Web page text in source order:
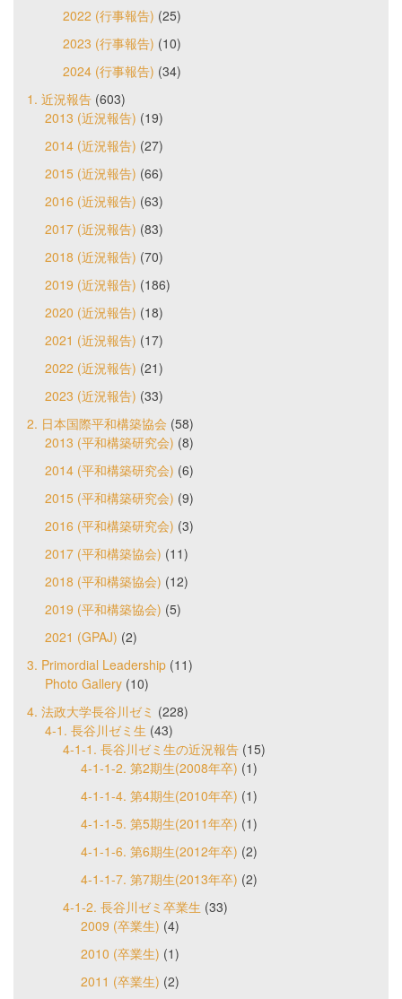
2022 (行事報告) (25)
2023 (行事報告) (10)
2024 (行事報告) (34)
1. 近況報告 (603)
2013 (近況報告) (19)
2014 (近況報告) (27)
2015 (近況報告) (66)
2016 (近況報告) (63)
2017 (近況報告) (83)
2018 (近況報告) (70)
2019 (近況報告) (186)
2020 (近況報告) (18)
2021 (近況報告) (17)
2022 (近況報告) (21)
2023 (近況報告) (33)
2. 日本国際平和構築協会 (58)
2013 (平和構築研究会) (8)
2014 (平和構築研究会) (6)
2015 (平和構築研究会) (9)
2016 (平和構築研究会) (3)
2017 (平和構築協会) (11)
2018 (平和構築協会) (12)
2019 (平和構築協会) (5)
2021 (GPAJ) (2)
3. Primordial Leadership (11)
Photo Gallery (10)
4. 法政大学長谷川ゼミ (228)
4-1. 長谷川ゼミ生 (43)
4-1-1. 長谷川ゼミ生の近況報告 (15)
4-1-1-2. 第2期生(2008年卒) (1)
4-1-1-4. 第4期生(2010年卒) (1)
4-1-1-5. 第5期生(2011年卒) (1)
4-1-1-6. 第6期生(2012年卒) (2)
4-1-1-7. 第7期生(2013年卒) (2)
4-1-2. 長谷川ゼミ卒業生 (33)
2009 (卒業生) (4)
2010 (卒業生) (1)
2011 (卒業生) (2)